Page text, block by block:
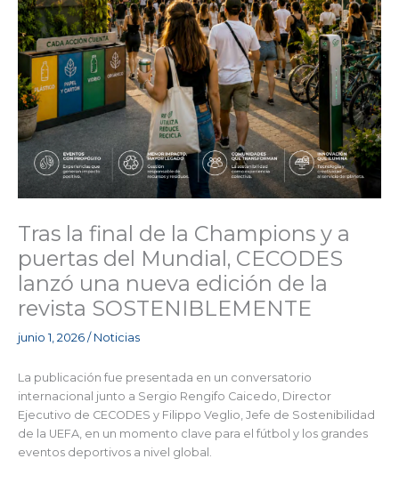
Tras la final de la Champions y a
puertas del Mundial, CECODES
lanzó una nueva edición de la
revista SOSTENIBLEMENTE
junio 1, 2026 / Noticias
La publicación fue presentada en un conversatorio
internacional junto a Sergio Rengifo Caicedo, Director
Ejecutivo de CECODES y Filippo Veglio, Jefe de Sostenibilidad
de la UEFA, en un momento clave para el fútbol y los grandes
eventos deportivos a nivel global.